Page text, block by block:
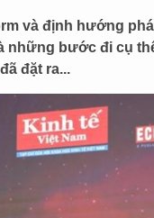
và định hướng
những bước đi cụ
đặt ra...